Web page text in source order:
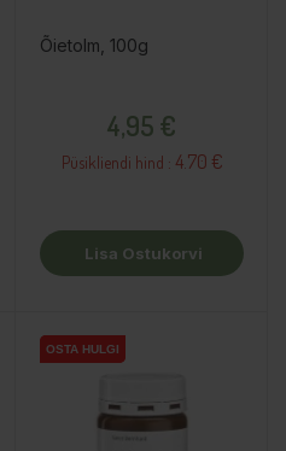
Õietolm, 100g
4,95 €
Püsikliendi hind : 4.70 €
Lisa Ostukorvi
OSTA HULGI
OSTA HULGI